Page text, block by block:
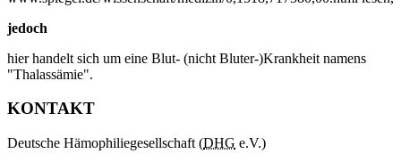
jedoch
hier handelt sich um eine Blut- (nicht Bluter-)Krankheit namens
"Thalassämie".
KONTAKT
Deutsche Hämophiliegesellschaft (DHG e.V.)